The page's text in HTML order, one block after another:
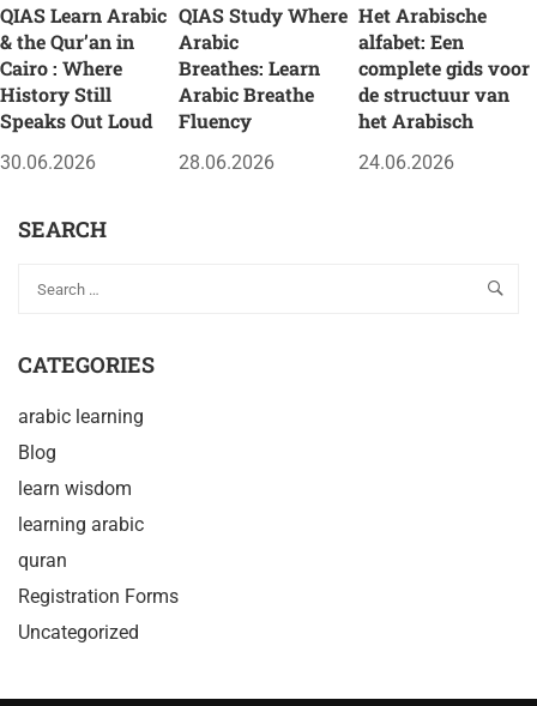
QIAS Learn Arabic
& the Qur’an in
Cairo : Where
History Still
Speaks Out Loud
30.06.2026
QIAS Study Where
Arabic
Breathes: Learn
Arabic Breathe
Fluency
28.06.2026
Het Arabische
alfabet: Een
complete gids voor
de structuur van
het Arabisch
24.06.2026
SEARCH
CATEGORIES
arabic learning
Blog
learn wisdom
learning arabic
quran
Registration Forms
Uncategorized